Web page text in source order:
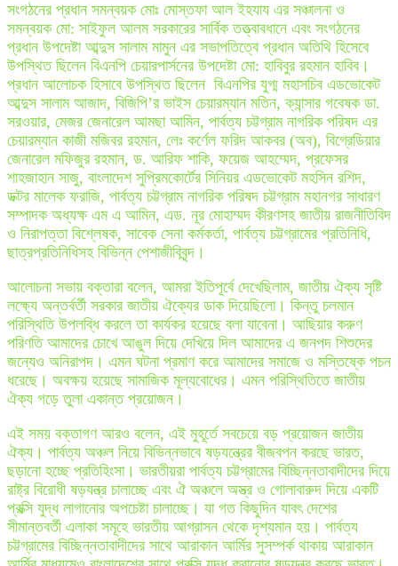
সংগঠনের প্রধান সমন্বয়ক মোঃ মোস্তফা আল ইহযায এর সঞ্চালনা ও
সমন্বয়ক মো: সাইফুল আলম সরকারের সার্বিক তত্ত্বাবধানে এবং সংগঠনের
প্রধান উপদেষ্টা আব্দুস সালাম মামুন এর সভাপতিত্বে প্রধান অতিথি হিসেবে
উপস্থিত ছিলেন বিএনপি চেয়ারপার্সনের উপদেষ্টা মো: হাবিবুর রহমান হাবিব।
প্রধান আলোচক হিসাবে উপস্থিত ছিলেন বিএনপির যুগ্ম মহাসচিব এডভোকেট
আব্দুস সালাম আজাদ, বিজিপি’র ভাইস চেয়ারম্যান মতিন, ক্যান্সার গবেষক ডা.
সরওয়ার, মেজর জেনারেল আমছা আমিন, পার্বত্য চট্টগ্রাম নাগরিক পরিষদ এর
চেয়ারম্যান কাজী মজিবর রহমান, লেঃ কর্ণেল ফরিদ আকবর (অব), বিগ্রেডিয়ার
জেনারেল মফিজুর রহমান, ড. আরিফ শাকি, ফয়েজ আহম্মেদ, প্রফেসর
শাহজাহান সাজু, বাংলাদেশ সুপ্রিমকোর্টের সিনিয়র এডভোকেট মহসিন রশিদ,
ডক্টর মালেক ফরাজি, পার্বত্য চট্টগ্রাম নাগরিক পরিষদ চট্টগ্রাম মহানগর সাধারণ
সম্পাদক অধ্যক্ষ এম এ আমিন, এড. নূর মোহাম্মদ কীরণসহ জাতীয় রাজনীতিবিদ
ও নিরাপত্তা বিশ্লেষক, সাবেক সেনা কর্মকর্তা, পার্বত্য চট্টগ্রামের প্রতিনিধি,
ছাত্রপ্রতিনিধিসহ বিভিন্ন পেশাজীবিবৃন্দ।
আলোচনা সভায় বক্তারা বলেন, আমরা ইতিপূর্বে দেখেছিলাম, জাতীয় ঐক্য সৃষ্টি
লক্ষ্যে অন্তর্বর্তী সরকার জাতীয় ঐক্যের ডাক দিয়েছিলো। কিন্তু চলমান
পরিস্থিতি উপলব্ধি করলে তা কার্যকর হয়েছে বলা যাবেনা। আছিয়ার করুণ
পরিণতি আমাদের চোখে আঙুল দিয়ে দেখিয়ে দিল আমাদের এ জনপদ শিশুদের
জন্যেও অনিরাপদ। এমন ঘটনা প্রমাণ করে আমাদের সমাজে ও মস্তিষ্কে পচন
ধরেছে। অবক্ষয় হয়েছে সামাজিক মূল্যবোধের। এমন পরিস্থিতিতে জাতীয়
ঐক্য গড়ে তুলা একান্ত প্রয়োজন।
এই সময় বক্তাগণ আরও বলেন, এই মুহূর্তে সবচেয়ে বড় প্রয়োজন জাতীয়
ঐক্য। পার্বত্য অঞ্চল নিয়ে বিভিন্নভাবে ষড়যন্ত্রের বীজবপন করছে ভারত,
ছড়ানো হচ্ছে প্রতিহিংসা। ভারতীয়রা পার্বত্য চট্টগ্রামের বিচ্ছিন্নতাবাদীদের দিয়ে
রাষ্ট্র বিরোধী ষড়যন্ত্র চালাচ্ছে এবং ঐ অঞ্চলে অস্ত্র ও গোলাবারুদ দিয়ে একটি
প্রক্সি যুদ্ধ লাগানোর অপচেষ্টা চালাচ্ছে। যা গত কিছুদিন যাবৎ দেশের
সীমান্তবর্তী এলাকা সমূহে ভারতীয় আগ্রাসন থেকে দৃশ্যমান হয়। পার্বত্য
চট্টগ্রামের বিচ্ছিন্নতাবাদীদের সাথে আরাকান আর্মির সুসম্পর্ক থাকায় আরাকান